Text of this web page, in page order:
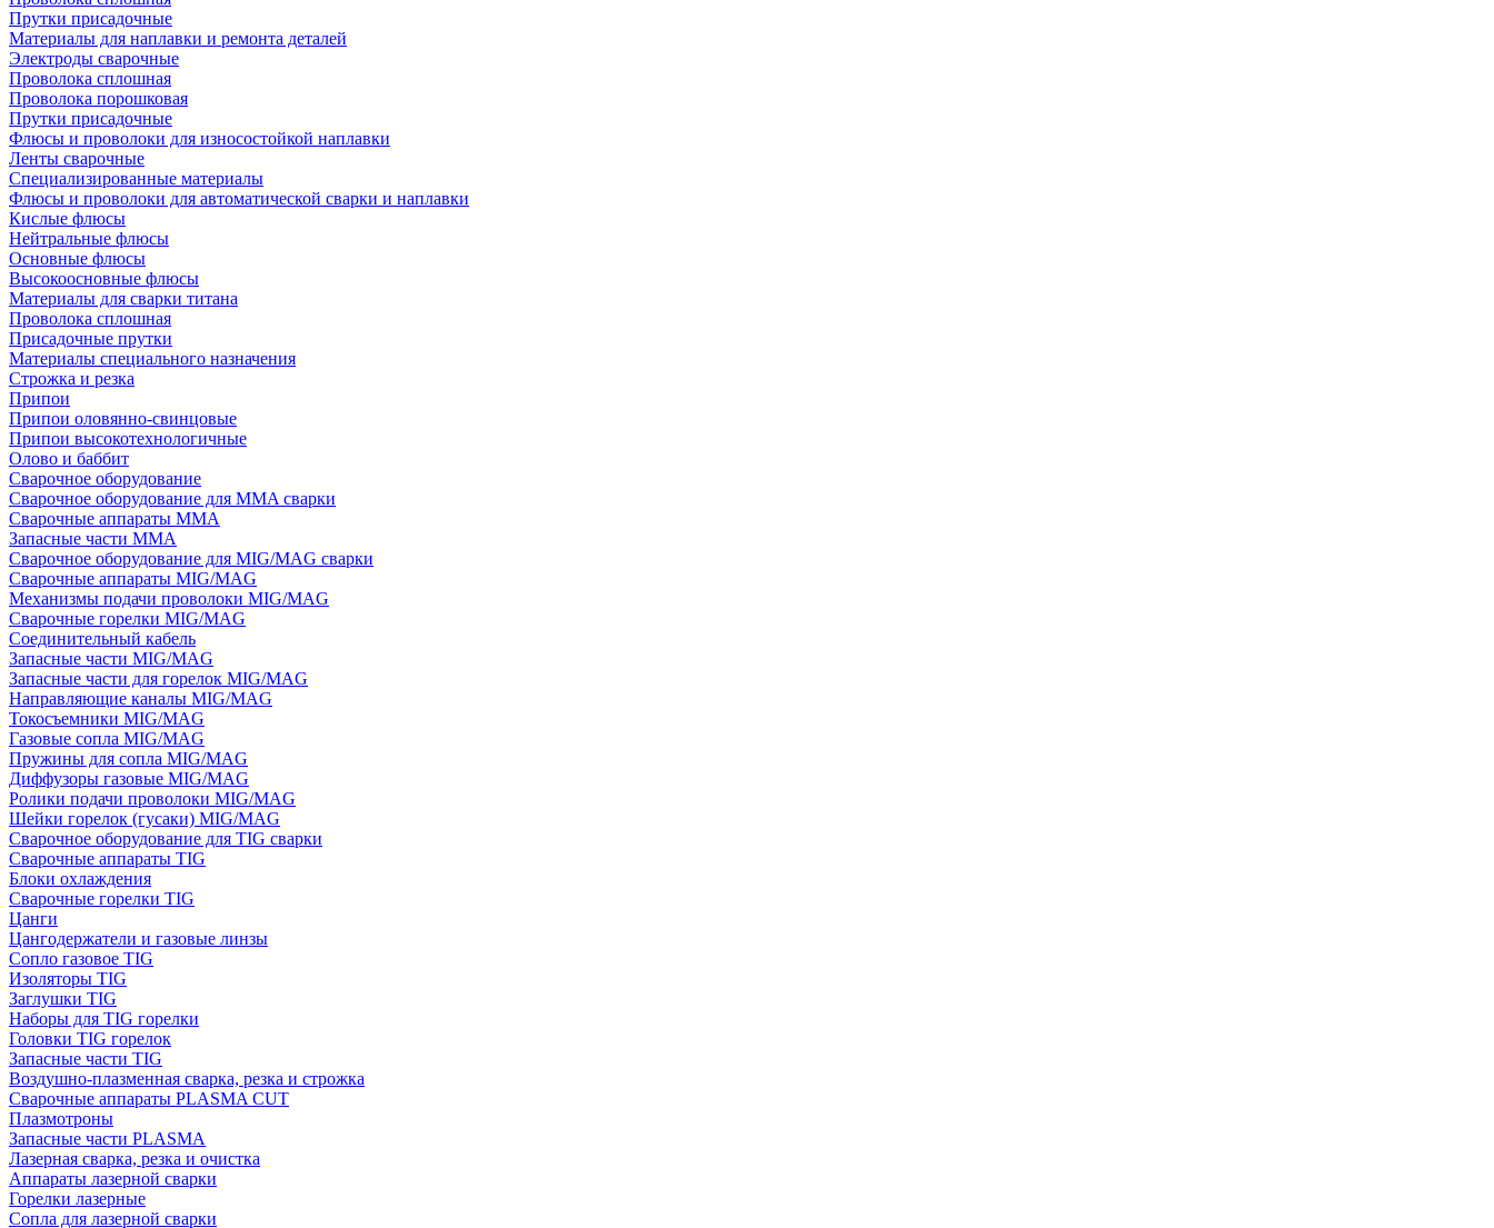
Прутки присадочные
Материалы для наплавки и ремонта деталей
Электроды сварочные
Проволока сплошная
Проволока порошковая
Прутки присадочные
Флюсы и проволоки для износостойкой наплавки
Ленты сварочные
Специализированные материалы
Флюсы и проволоки для автоматической сварки и наплавки
Кислые флюсы
Нейтральные флюсы
Основные флюсы
Высокоосновные флюсы
Материалы для сварки титана
Проволока сплошная
Присадочные прутки
Материалы специального назначения
Строжка и резка
Припои
Припои оловянно-свинцовые
Припои высокотехнологичные
Олово и баббит
Сварочное оборудование
Сварочное оборудование для MMA сварки
Сварочные аппараты MMA
Запасные части MMA
Сварочное оборудование для MIG/MAG сварки
Сварочные аппараты MIG/MAG
Механизмы подачи проволоки MIG/MAG
Сварочные горелки MIG/MAG
Соединительный кабель
Запасные части MIG/MAG
Запасные части для горелок MIG/MAG
Направляющие каналы MIG/MAG
Токосъемники MIG/MAG
Газовые сопла MIG/MAG
Пружины для сопла MIG/MAG
Диффузоры газовые MIG/MAG
Ролики подачи проволоки MIG/MAG
Шейки горелок (гусаки) MIG/MAG
Сварочное оборудование для TIG сварки
Сварочные аппараты TIG
Блоки охлаждения
Сварочные горелки TIG
Цанги
Цангодержатели и газовые линзы
Сопло газовое TIG
Изоляторы TIG
Заглушки TIG
Наборы для TIG горелки
Головки TIG горелок
Запасные части TIG
Воздушно-плазменная сварка, резка и строжка
Сварочные аппараты PLASMA CUT
Плазмотроны
Запасные части PLASMA
Лазерная сварка, резка и очистка
Аппараты лазерной сварки
Горелки лазерные
Сопла для лазерной сварки